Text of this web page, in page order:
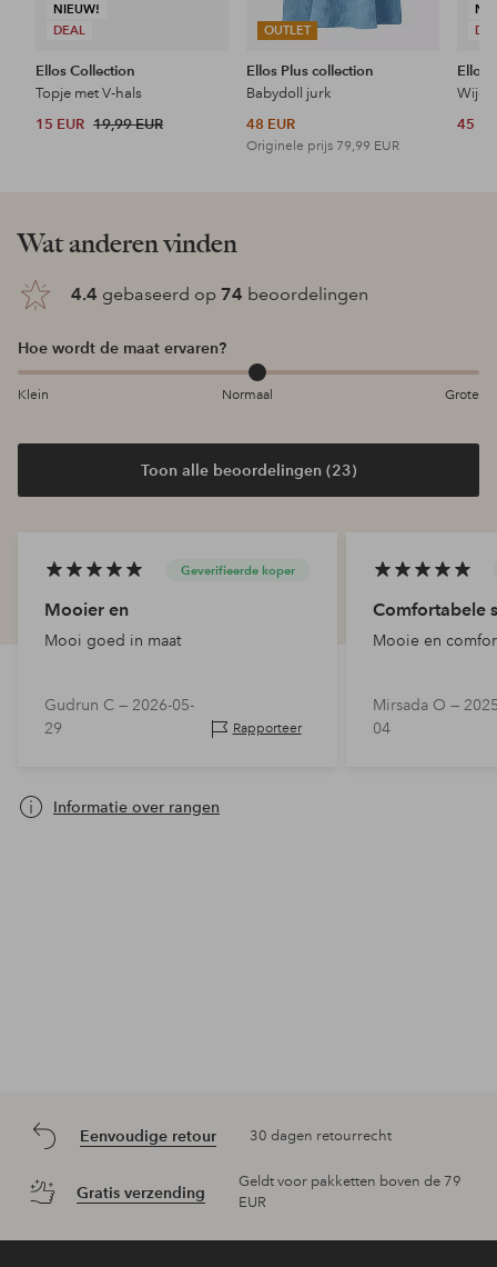
NIEUW!
DEAL
Ellos Collection
Topje met V-hals
15 EUR 19,99 EUR
OUTLET
Ellos Plus collection
Babydoll jurk
48 EUR
Originele prijs 79,99 EUR
Ellos
45
Wat anderen vinden
4.4 gebaseerd op 74 beoordelingen
Hoe wordt de maat ervaren?
Klein Normaal Grote
Toon alle beoordelingen (23)
Geverifieerde koper
Mooier en
Mooi goed in maat
Gudrun C — 2026-05-
29
Rapporteer
Comfortabele
Mooie en
Mirsada O —
04
Informatie over rangen
Eenvoudige retour 30 dagen retourrecht
Gratis verzending
Geldt voor pakketten boven de 79
EUR